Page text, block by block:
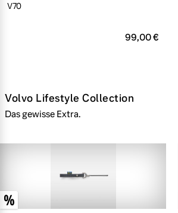
V70
99,00 €
Volvo Lifestyle Collection
Das gewisse Extra.